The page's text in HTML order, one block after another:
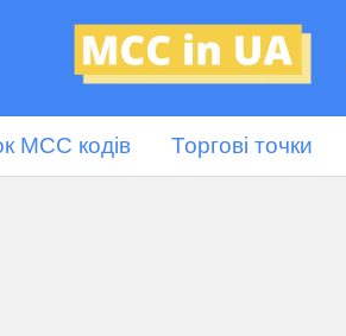
MCC кодів Торгові точки